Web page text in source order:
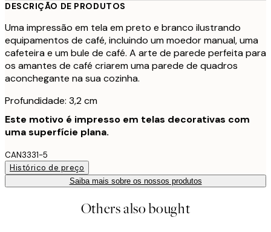
DESCRIÇÃO DE PRODUTOS
Uma impressão em tela em preto e branco ilustrando
equipamentos de café, incluindo um moedor manual, uma
cafeteira e um bule de café. A arte de parede perfeita para
os amantes de café criarem uma parede de quadros
aconchegante na sua cozinha.
Profundidade: 3,2 cm
Este motivo é impresso em telas decorativas com
uma superfície plana.
CAN3331-5
Histórico de preço
Saiba mais sobre os nossos produtos
Others also bought